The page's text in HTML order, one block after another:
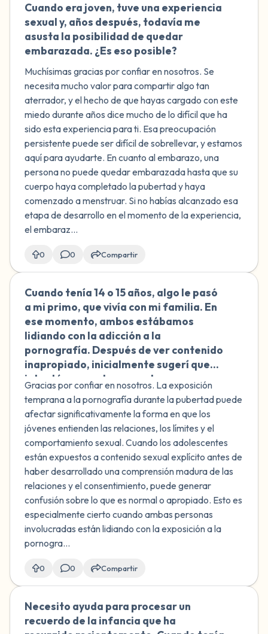
Cuando era joven, tuve una experiencia
sexual y, años después, todavía me
asusta la posibilidad de quedar
embarazada. ¿Es eso posible?
Muchísimas gracias por confiar en nosotros. Se
necesita mucho valor para compartir algo tan
aterrador, y el hecho de que hayas cargado con este
miedo durante años dice mucho de lo difícil que ha
sido esta experiencia para ti. Esa preocupación
persistente puede ser difícil de sobrellevar, y estamos
aquí para ayudarte. En cuanto al embarazo, una
persona no puede quedar embarazada hasta que su
cuerpo haya completado la pubertad y haya
comenzado a menstruar. Si no habías alcanzado esa
etapa de desarrollo en el momento de la experiencia,
el embaraz...
0 0 Compartir
Cuando tenía 14 o 15 años, algo le pasó
a mi primo, que vivía con mi familia. En
ese momento, ambos estábamos
lidiando con la adicción a la
pornografía. Después de ver contenido
inapropiado, inicialmente sugerí que
intentáramos algo sexual, pero
rápidamente le dije que se sentía mal y
que debíamos parar. La situación se
volvió a plantear (esa noche o la
siguiente) y acepté. Durante este
encuentro, cuando intentó penetrarme,
me quedé completamente congelada,
mirando fijamente la pared. Después
de intentarlo dos veces, se frustró por
mi falta de respuesta. Solo "recuperé la
conciencia" cuando él guiaba mis
manos para que lo tocara. ¿Esto cuenta
como COCSA a pesar de que lo sugerí
primero y dije que sí la segunda vez?
Gracias por confiar en nosotros. La exposición
temprana a la pornografía durante la pubertad puede
afectar significativamente la forma en que los
jóvenes entienden las relaciones, los límites y el
comportamiento sexual. Cuando los adolescentes
están expuestos a contenido sexual explícito antes de
haber desarrollado una comprensión madura de las
relaciones y el consentimiento, puede generar
confusión sobre lo que es normal o apropiado. Esto es
especialmente cierto cuando ambas personas
involucradas están lidiando con la exposición a la
pornogra...
0 0 Compartir
Necesito ayuda para procesar un
recuerdo de la infancia que ha